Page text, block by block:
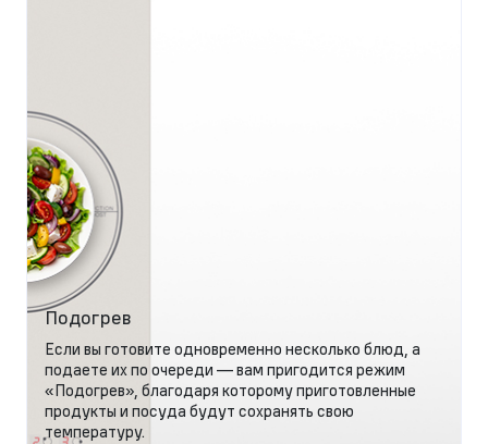
Подогрев
Если вы готовите одновременно несколько блюд, а
подаете их по очереди — вам пригодится режим
«Подогрев», благодаря которому приготовленные
продукты и посуда будут сохранять свою
температуру.